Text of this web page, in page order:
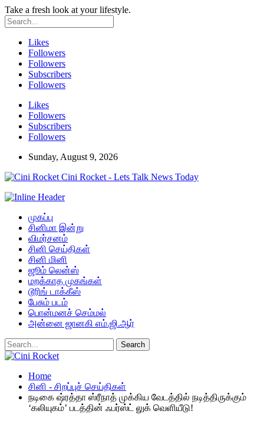
Take a fresh look at your lifestyle.
Likes
Followers
Followers
Subscribers
Followers
Likes
Followers
Subscribers
Followers
Sunday, August 9, 2026
Cini Rocket - Lets Talk News Today
முகப்பு
சினிமா இன்று
விமர்சனம்
சினி செய்திகள்
சினி மினி
ஜூம் லென்ஸ்
மறக்காத முகங்கள்
டூரிங் டாக்கீஸ்
பேசும் படம்
பொன்மனச் செம்மல்
அன்னை ஜானகி எம்.ஜி.ஆர்
Home
சினி - சிறப்புச் செய்திகள்
நடிகை ஷ்ரத்தா ஸ்ரீநாத் முக்கிய வேடத்தில் நடித்திருக்கும்
‘கலியுகம்’ படத்தின் ஃபர்ஸ்ட் லுக் வெளியீடு!